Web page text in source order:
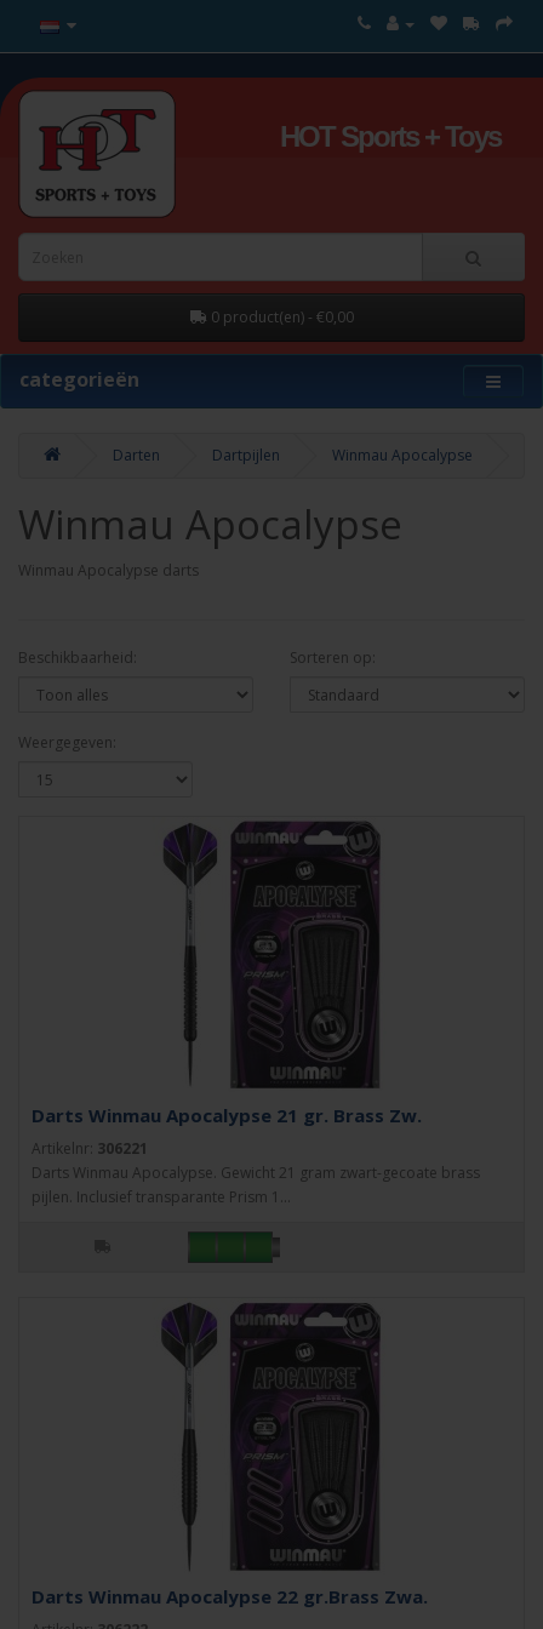
HOT Sports + Toys
0 product(en) - €0,00
categorieën
Darten Dartpijlen Winmau Apocalypse
Winmau Apocalypse
Winmau Apocalypse darts
Beschikbaarheid: Sorteren op:
Weergegeven:
Darts Winmau Apocalypse 21 gr. Brass Zw.
Artikelnr: 306221
Darts Winmau Apocalypse. Gewicht 21 gram zwart-gecoate brass
pijlen. Inclusief transparante Prism 1...
Darts Winmau Apocalypse 22 gr.Brass Zwa.